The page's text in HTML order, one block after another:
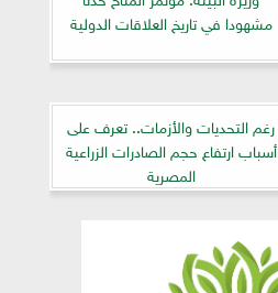
مشهودا في تاريخ العلاقات الدولية
رغم التحديات والأزمات.. تعرف على
أسباب ارتفاع حجم الصادرات الزراعية
المصرية